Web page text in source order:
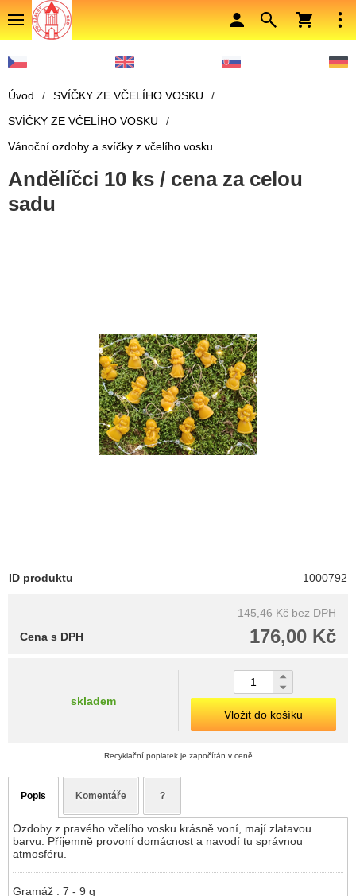
Úvod / SVÍČKY ZE VČELÍHO VOSKU
/
SVÍČKY ZE VČELÍHO VOSKU
/
Vánoční ozdoby a svíčky z včelího vosku
Andělíčci 10 ks / cena za celou
sadu
ID produktu 1000792
145,46 Kč bez DPH
176,00 Kč
Cena s DPH
skladem
Vložit do košíku
Recyklační poplatek je započítán v ceně
Popis Komentáře ?
Ozdoby z pravého včelího vosku krásně voní, mají zlatavou
barvu. Příjemně provoní domácnost a navodí tu správnou
atmosféru.
Gramáž : 7 - 9 g